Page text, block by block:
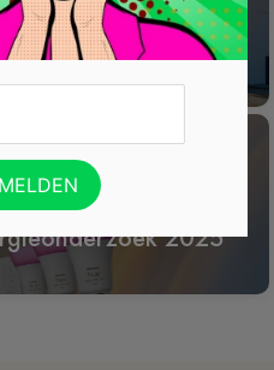
2025